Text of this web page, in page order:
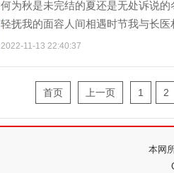
何为秋是未完结的夏还是无处诉说
轻抚我的面容人间相遇时节我与长
2022-11-13 22:40:37
首页 上一页 1 2
本网